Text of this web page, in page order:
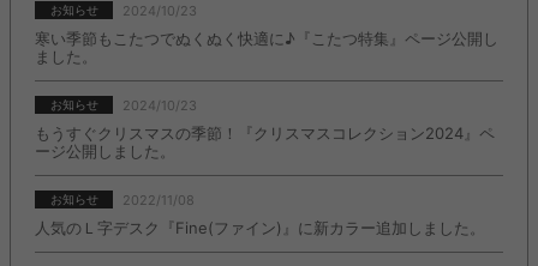
お知らせ 2024/10/23
寒い季節もこたつでぬくぬく快適に♪『こたつ特集』ページ公開し
ました。
お知らせ 2024/10/23
もうすぐクリスマスの季節！『クリスマスコレクション2024』ペ
ージ公開しました。
お知らせ 2022/11/08
人気のＬ字デスク『Fine(ファイン)』に新カラー追加しました。